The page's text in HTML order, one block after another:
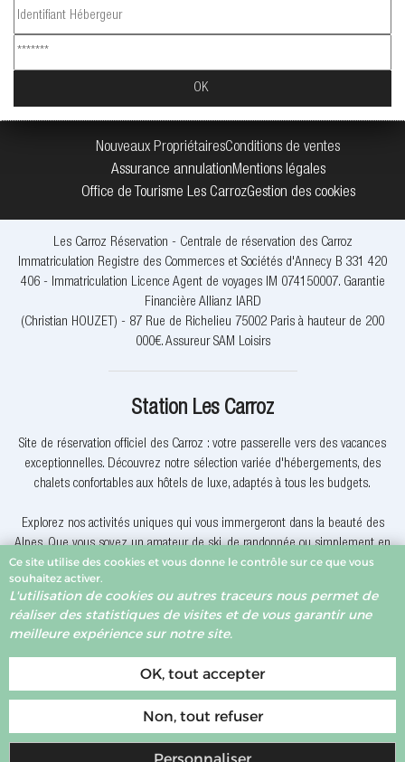
Nouveaux PropriétairesConditions de ventes
Assurance annulationMentions légales
Office de Tourisme Les CarrozGestion des cookies
Les Carroz Réservation - Centrale de réservation des Carroz
Immatriculation Registre des Commerces et Sociétés d'Annecy B 331 420
406 - Immatriculation Licence Agent de voyages IM 074150007. Garantie
Financière Allianz IARD
(Christian HOUZET) - 87 Rue de Richelieu 75002 Paris à hauteur de 200
000€. Assureur SAM Loisirs
Station Les Carroz
Site de réservation officiel des Carroz : votre passerelle vers des vacances
exceptionnelles. Découvrez notre sélection variée d'hébergements, des
chalets confortables aux hôtels de luxe, adaptés à tous les budgets.
Explorez nos activités uniques qui vous immergeront dans la beauté des
Alpes. Que vous soyez un amateur de ski, de randonnée ou simplement en
quête de détente, nous avons quelque chose pour vous.
Pourquoi réserver avec nous? Nous offrons des offres exclusives, une
assistance client dévouée et la garantie du meilleur prix. Votre expérience
de réservation est notre priorité.
Ce site utilise des cookies et vous donne le contrôle sur ce que vous
souhaitez activer.
L'utilisation de cookies ou autres traceurs nous permet de
réaliser des statistiques de visites et de vous garantir une
meilleure expérience sur notre site.
OK, tout accepter
Non, tout refuser